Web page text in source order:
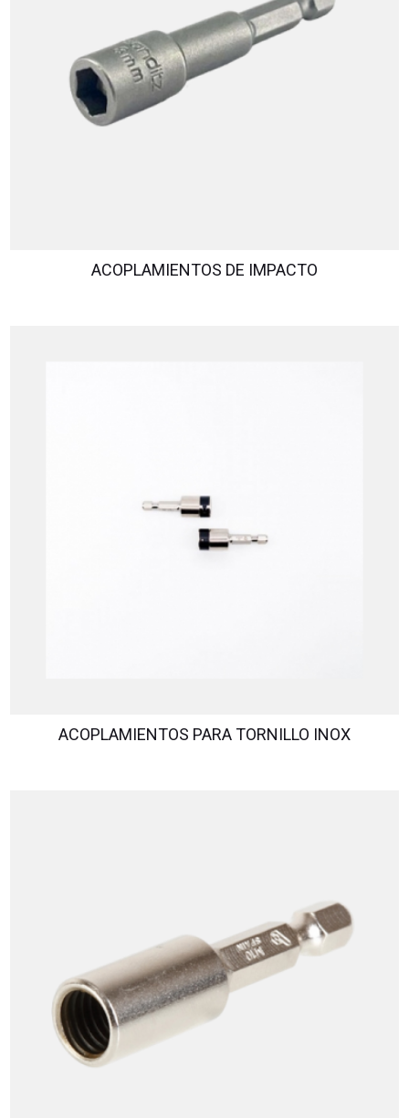
ACOPLAMIENTOS DE IMPACTO
ACOPLAMIENTOS PARA TORNILLO INOX